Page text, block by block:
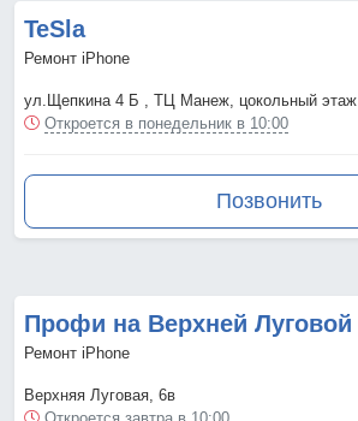
TeSla
Ремонт iPhone
ул.Щепкина 4 Б , ТЦ Манеж, цокольный этаж
Откроется в понедельник в 10:00
Позвонить
Профи на Верхней Луговой
Ремонт iPhone
Верхняя Луговая, 6в